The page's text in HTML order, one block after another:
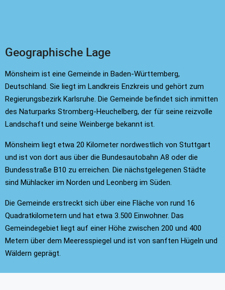
Geographische Lage
Mönsheim ist eine Gemeinde in Baden-Württemberg,
Deutschland. Sie liegt im Landkreis Enzkreis und gehört zum
Regierungsbezirk Karlsruhe. Die Gemeinde befindet sich inmitten
des Naturparks Stromberg-Heuchelberg, der für seine reizvolle
Landschaft und seine Weinberge bekannt ist.
Mönsheim liegt etwa 20 Kilometer nordwestlich von Stuttgart
und ist von dort aus über die Bundesautobahn A8 oder die
Bundesstraße B10 zu erreichen. Die nächstgelegenen Städte
sind Mühlacker im Norden und Leonberg im Süden.
Die Gemeinde erstreckt sich über eine Fläche von rund 16
Quadratkilometern und hat etwa 3.500 Einwohner. Das
Gemeindegebiet liegt auf einer Höhe zwischen 200 und 400
Metern über dem Meeresspiegel und ist von sanften Hügeln und
Wäldern geprägt.